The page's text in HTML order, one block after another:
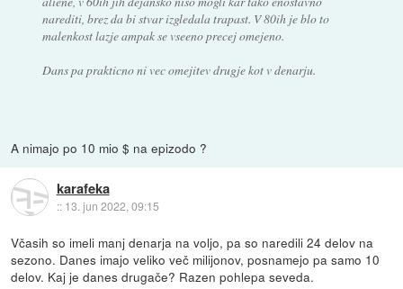
narediti, brez da bi stvar izgledala trapast. V 80ih je blo to
malenkost lazje ampak se vseeno precej omejeno.
Dans pa prakticno ni vec omejitev drugje kot v denarju.
A nimajo po 10 mio $ na epizodo ?
karafeka
:: 13. jun 2022, 09:15
Včasih so imeli manj denarja na voljo, pa so naredili 24 delov na
sezono. Danes imajo veliko več milijonov, posnamejo pa samo 10
delov. Kaj je danes drugače? Razen pohlepa seveda.